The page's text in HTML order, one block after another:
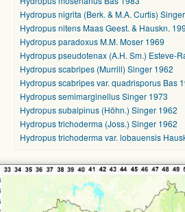
Hydropus nigrita (Berk. & M.A. Curtis)
Hydropus nitens Maas Geest. & Hauskn.
Hydropus paradoxus M.M. Moser 1969
Hydropus pseudotenax (A.H. Sm.) Esteve-
Hydropus scabripes (Murrill) Singer 1962
Hydropus scabripes var. quadrisporus Bas
Hydropus semimarginellus Singer 1973
Hydropus subalpinus (Höhn.) Singer 1962
Hydropus trichoderma (Joss.) Singer 1962
Hydropus trichoderma var. lobauensis